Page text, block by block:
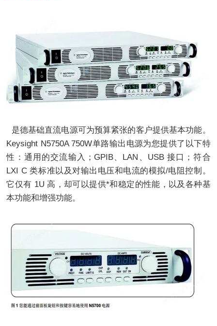
是德基础直流电源可为预算紧张的客户提供基本功能。
Keysight N5750A 750W单路输出电源为您提供了以下特
性：通用的交流输入；GPIB、LAN、USB 接口；符合
LXI C 类标准以及对输出电压和电流的模拟/电阻控制。
它仅有 1U 高，却可以提供*和稳定的性能，以及各种基
本功能和增强功能。